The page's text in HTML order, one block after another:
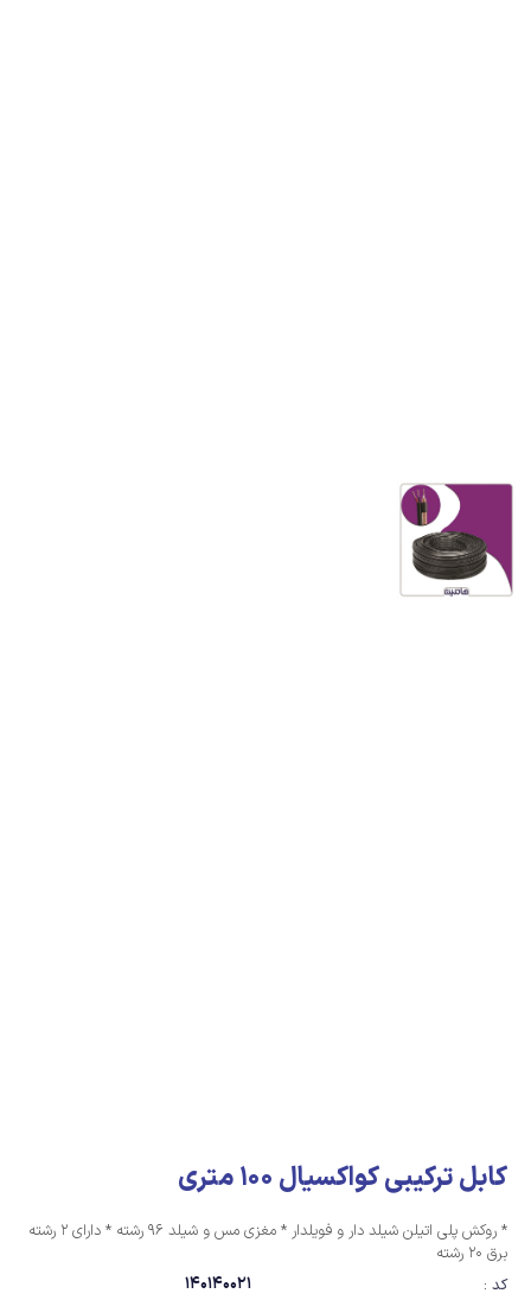
کابل ترکیبی کواکسیال 100 متری
* روکش پلی اتیلن شیلد دار و فویلدار * مغزی مس و شیلد 96 رشته * دارای 2 رشته
برق 20 رشته
کد :
140140021